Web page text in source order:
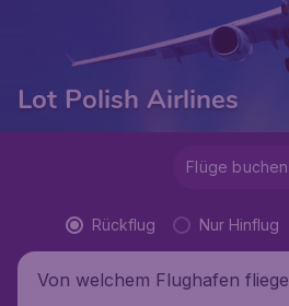
Lot Polish Airlines
Flüge buchen
Rückflug Nur Hinflug
Von welchem Flughafen